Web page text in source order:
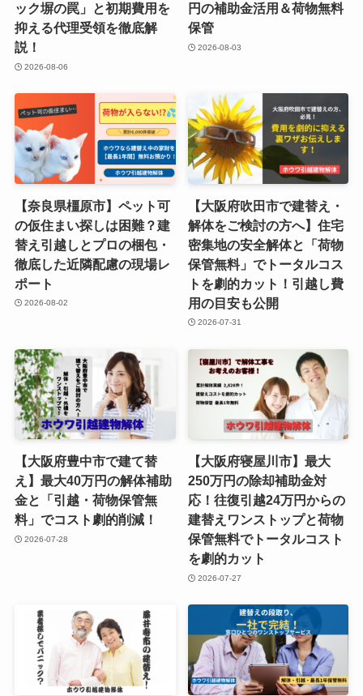
ック塀の罠」と初期費用を
抑える代理受領を徹底解
説！
2026-08-06
円の補助金活用＆荷物無料
保管
2026-08-03
【奈良県橿原市】ペット可
の仮住まい探しは困難？建
替え引越しとプロの梱包・
徹底した近隣配慮の現場レ
ポート
2026-08-02
【大阪府吹田市で建替え・
解体をご検討の方へ】住宅
密集地の安全解体と「荷物
保管無料」でトータルコス
トを劇的カット！引越し費
用の目安も公開
2026-07-31
【大阪府豊中市で建て替
え】最大40万円の解体補助
金と「引越・荷物保管無
料」でコスト劇的削減！
2026-07-28
【大阪府寝屋川市】最大
250万円の除却補助金対
応！往復引越24万円からの
建替えワンストップと荷物
保管無料でトータルコスト
を劇的カット
2026-07-27